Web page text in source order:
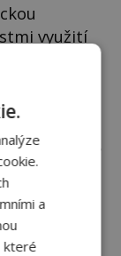
využití
skutečně
má
které
a
které